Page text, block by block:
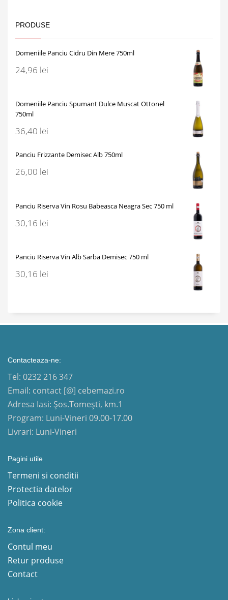
PRODUSE
Domeniile Panciu Cidru Din Mere 750ml
24,96 lei
Domeniile Panciu Spumant Dulce Muscat Ottonel
750ml
36,40 lei
Panciu Frizzante Demisec Alb 750ml
26,00 lei
Panciu Riserva Vin Rosu Babeasca Neagra Sec 750 ml
30,16 lei
Panciu Riserva Vin Alb Sarba Demisec 750 ml
30,16 lei
Contacteaza-ne:
Tel: 0232 216 347
Email: contact [@] cebemazi.ro
Adresa Iasi: Șos.Tomești, km.1
Program: Luni-Vineri 09.00-17.00
Livrari: Luni-Vineri
Pagini utile
Termeni si conditii
Protectia datelor
Politica cookie
Zona client:
Contul meu
Retur produse
Contact